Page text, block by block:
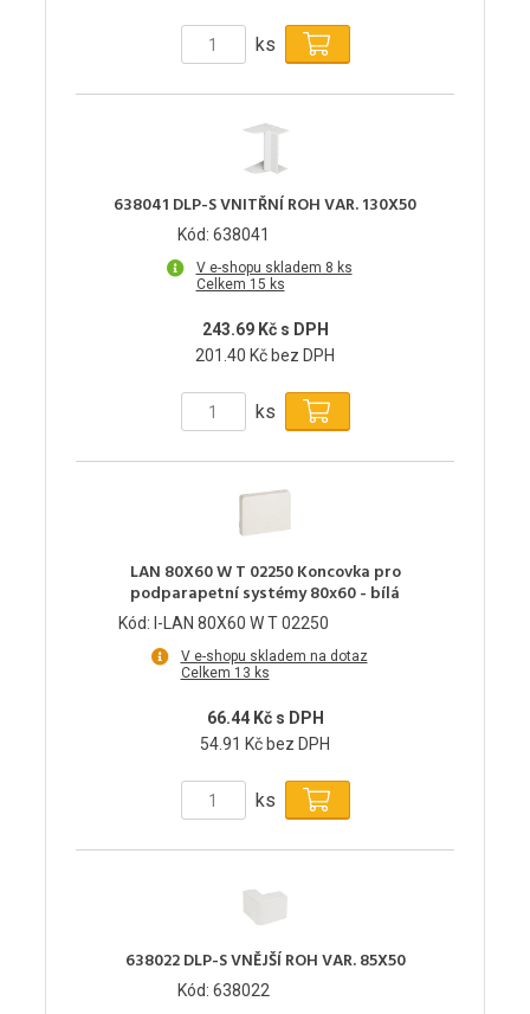
ks
638041 DLP-S VNITŘNÍ ROH VAR. 130X50
Kód: 638041
V e-shopu skladem 8 ks
Celkem 15 ks
243.69 Kč s DPH
201.40 Kč bez DPH
ks
LAN 80X60 W T 02250 Koncovka pro
podparapetní systémy 80x60 - bílá
Kód: I-LAN 80X60 W T 02250
V e-shopu skladem na dotaz
Celkem 13 ks
66.44 Kč s DPH
54.91 Kč bez DPH
ks
638022 DLP-S VNĚJŠÍ ROH VAR. 85X50
Kód: 638022